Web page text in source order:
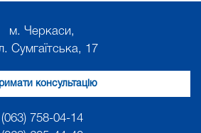
м. Черкаси,
Сумгаїтська, 17
консультацію
(063) 758-04-14